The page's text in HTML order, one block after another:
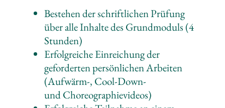
Bestehen der schriftlichen Prüfung
über alle Inhalte des Grundmoduls (4
Stunden)
Erfolgreiche Einreichung der
geforderten persönlichen Arbeiten
(Aufwärm-, Cool-Down-
und Choreographievideos)